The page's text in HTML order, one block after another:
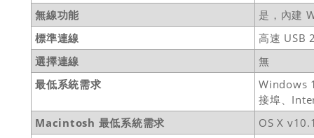
無線功能
是，內建
標準連線
高速 USB
選擇連線
無
最低系統需求
Windows
接埠、
Macintosh 最低系統需求
OS X